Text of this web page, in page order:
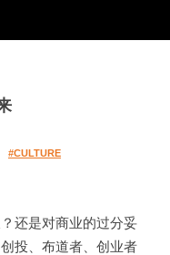
#CULTURE
还是对商业的过分妥
投、布道者、创业者